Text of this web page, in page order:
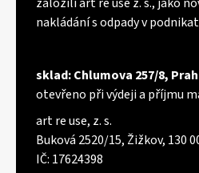
nakládání s odpady v
sklad: Chlumova 257/8,
otevřeno při výdeji a příjmu
art re use, z. s.
Buková 2520/15, Žižkov, 130
IČ: 17624398